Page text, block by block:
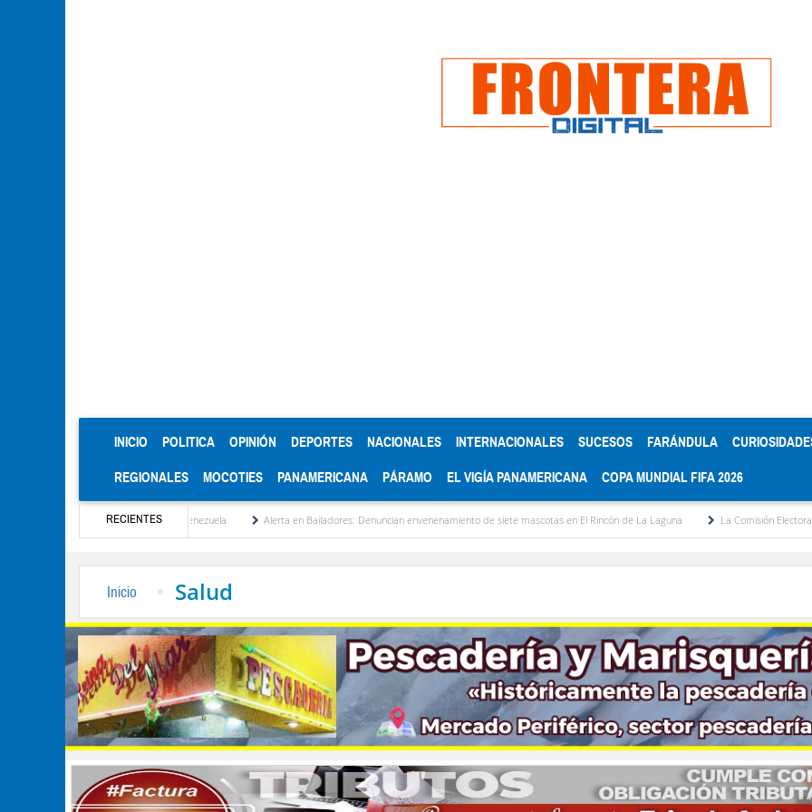
INICIO (CURRENT)
POLITICA OPINIÓN DEPORTES NACIONALES INTERNACIONALES SUCESOS FARÁNDULA
REGIONALES MOCOTIES PANAMERICANA PÁRAMO EL VIGÍA PANAMERICANA COPA MUNDIAL FIFA 2026
RECIENTES
de Venezuela Alerta en Bailadores: Denuncian envenenamiento de siete mascotas en El Rincón de La Laguna La Comisión Electoral del Colegio
Inicio Salud